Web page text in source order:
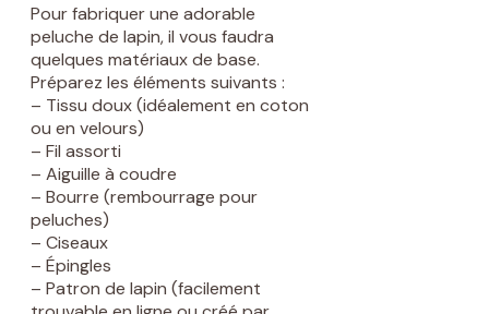
Pour fabriquer une adorable
peluche de lapin, il vous faudra
quelques matériaux de base.
Préparez les éléments suivants :
– Tissu doux (idéalement en coton
ou en velours)
– Fil assorti
– Aiguille à coudre
– Bourre (rembourrage pour
peluches)
– Ciseaux
– Épingles
– Patron de lapin (facilement